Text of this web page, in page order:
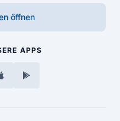
öffnen
APPS